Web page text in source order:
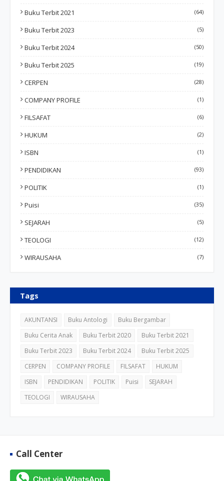
Buku Terbit 2021 (64)
Buku Terbit 2023 (5)
Buku Terbit 2024 (50)
Buku Terbit 2025 (19)
CERPEN (28)
COMPANY PROFILE (1)
FILSAFAT (6)
HUKUM (2)
ISBN (1)
PENDIDIKAN (93)
POLITIK (1)
Puisi (35)
SEJARAH (5)
TEOLOGI (12)
WIRAUSAHA (7)
Tags
AKUNTANSI Buku Antologi
Buku Bergambar
Buku Cerita Anak
Buku Terbit 2020
Buku Terbit 2021
Buku Terbit 2023
Buku Terbit 2024
Buku Terbit 2025
CERPEN
COMPANY PROFILE FILSAFAT
HUKUM
ISBN
PENDIDIKAN POLITIK Puisi
SEJARAH
TEOLOGI
WIRAUSAHA
Call Center